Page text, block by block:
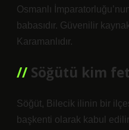
Osmanlı
babasıdır. Güvenilir
Karamanlıdır.
Söğütü kim
Söğüt, Bilecik ilinin bir
başkenti olarak kabul